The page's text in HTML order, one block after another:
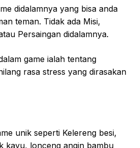
didalamnya yang bisa anda
teman. Tidak ada Misi,
Persaingan didalamnya.
game ialah tentang
rasa stress yang dirasakan
unik seperti Kelereng besi,
kayu, lonceng angin bambu